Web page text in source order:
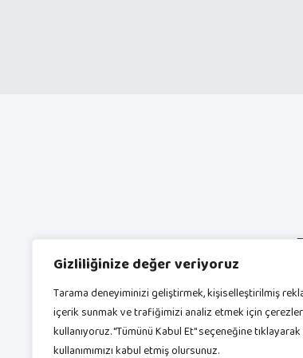
Gizliliğinize değer veriyoruz
Tarama deneyiminizi geliştirmek, kişiselleştirilmiş
içerik sunmak ve trafiğimizi analiz etmek için
kullanıyoruz. "Tümünü Kabul Et" seçeneğine
kullanımımızı kabul etmiş olursunuz.